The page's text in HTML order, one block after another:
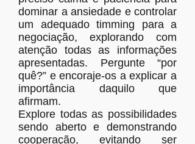
dominar a ansiedade e controlar
um adequado timming para a
negociação, explorando com
atenção todas as informações
apresentadas. Pergunte “por
quê?” e encoraje-os a explicar a
importância daquilo que
afirmam.
Explore todas as possibilidades
sendo aberto e demonstrando
cooperação, evitando ser